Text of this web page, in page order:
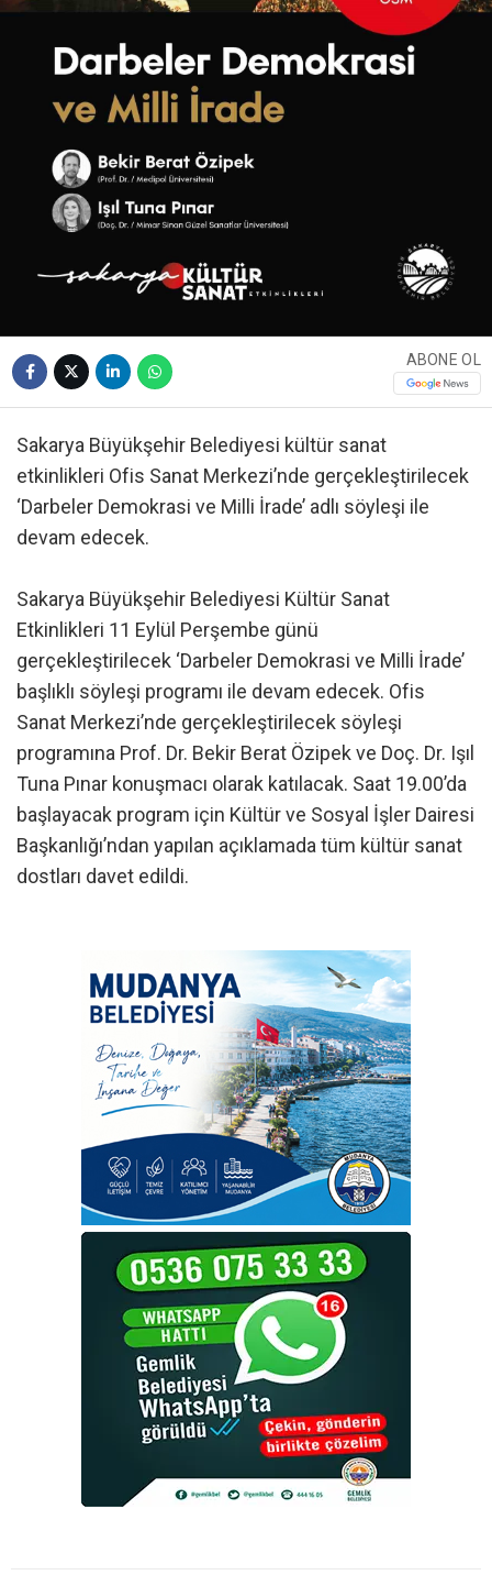
ABONE OL
Sakarya Büyükşehir Belediyesi kültür sanat
etkinlikleri Ofis Sanat Merkezi’nde gerçekleştirilecek
‘Darbeler Demokrasi ve Milli İrade’ adlı söyleşi ile
devam edecek.
Sakarya Büyükşehir Belediyesi Kültür Sanat
Etkinlikleri 11 Eylül Perşembe günü
gerçekleştirilecek ‘Darbeler Demokrasi ve Milli İrade’
başlıklı söyleşi programı ile devam edecek. Ofis
Sanat Merkezi’nde gerçekleştirilecek söyleşi
programına Prof. Dr. Bekir Berat Özipek ve Doç. Dr. Işıl
Tuna Pınar konuşmacı olarak katılacak. Saat 19.00’da
başlayacak program için Kültür ve Sosyal İşler Dairesi
Başkanlığı’ndan yapılan açıklamada tüm kültür sanat
dostları davet edildi.